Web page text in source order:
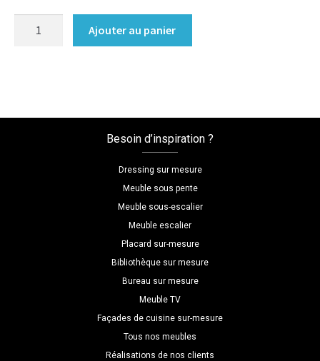
:melamine/chene_bardolino_naturel
Ajouter au panier
Besoin d’inspiration ?
Dressing sur mesure
Meuble sous pente
Meuble sous-escalier
Meuble escalier
Placard sur-mesure
Bibliothèque sur mesure
Bureau sur mesure
Meuble TV
Façades de cuisine sur-mesure
Tous nos meubles
Réalisations de nos clients